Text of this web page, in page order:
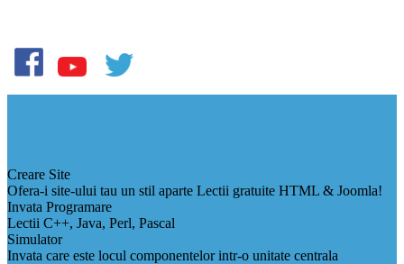
Creare Site
Ofera-i site-ului tau un stil aparte Lectii gratuite HTML & Joomla!
Invata Programare
Lectii C++, Java, Perl, Pascal
Simulator
Invata care este locul componentelor intr-o unitate centrala